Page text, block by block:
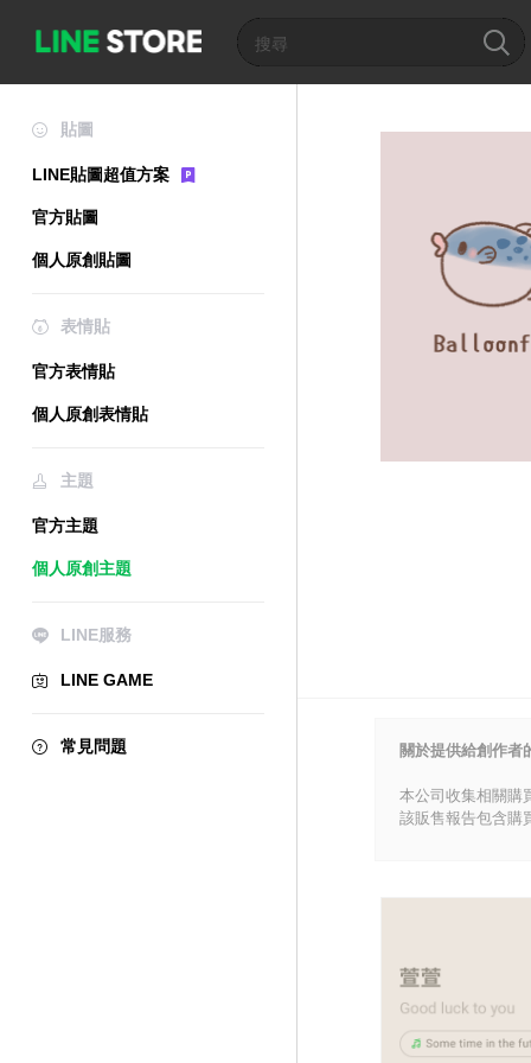
貼圖
LINE貼圖超值方案
官方貼圖
個人原創貼圖
表情貼
官方表情貼
個人原創表情貼
主題
官方主題
個人原創主題
LINE服務
LINE GAME
常見問題 關於提供給創作者
本公司收集相關購
該販售報告包含購